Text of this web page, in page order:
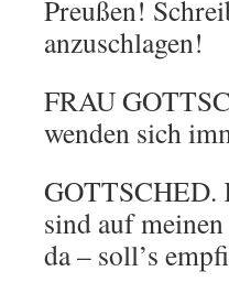
Preußen!
anzuschlagen!
FRAU
wenden sich
GOTTSCHED.
sind auf
da – soll’s